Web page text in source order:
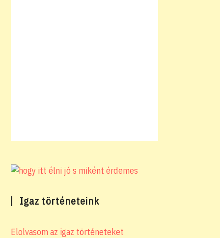
Igaz történeteink
Elolvasom az igaz történeteket